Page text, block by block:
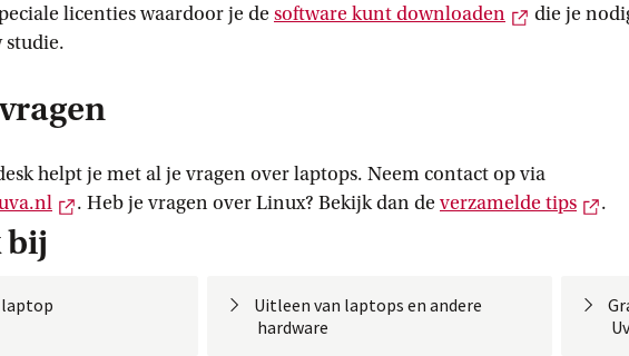
licenties waardoor je de software kunt downloaden Externe
die je
studie.
helpt je met al je vragen over laptops. Neem contact op via
Externe link
. Heb je vragen over Linux? Bekijk dan de verzamelde tips .
bij
laptop
Uitleen van laptops en andere
hardware